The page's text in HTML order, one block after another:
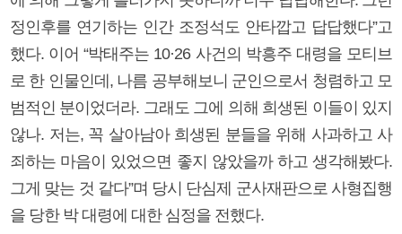
정인후를 연기하는 인간 조정석도 안타깝고 답답했다”고
했다. 이어 “박태주는 10·26 사건의 박흥주 대령을 모티브
로 한 인물인데, 나름 공부해보니 군인으로서 청렴하고 모
범적인 분이었더라. 그래도 그에 의해 희생된 이들이 있지
않나. 저는, 꼭 살아남아 희생된 분들을 위해 사과하고 사
죄하는 마음이 있었으면 좋지 않았을까 하고 생각해봤다.
그게 맞는 것 같다”며 당시 단심제 군사재판으로 사형집행
을 당한 박 대령에 대한 심정을 전했다.